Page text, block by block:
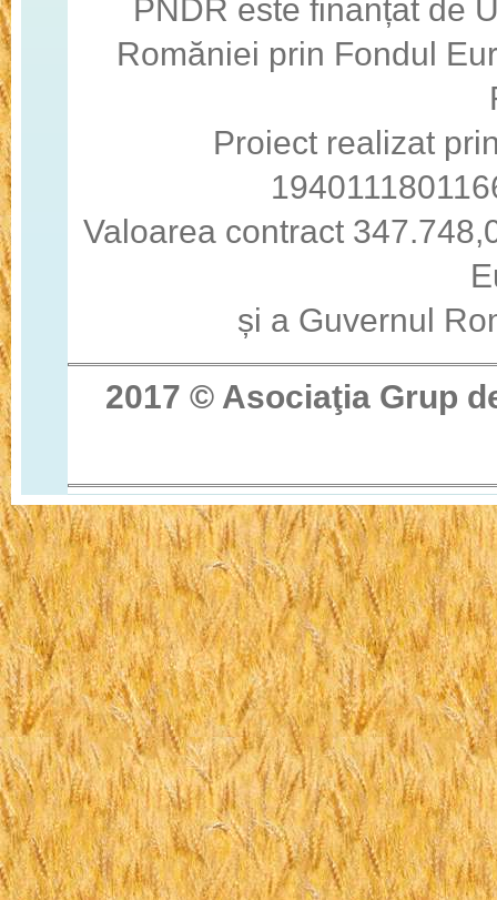
PNDR este finanțat de
Romăniei prin Fondul
Proiect realizat
Valoarea contract
și a Guvernul
2017 © Asociaţia Grup